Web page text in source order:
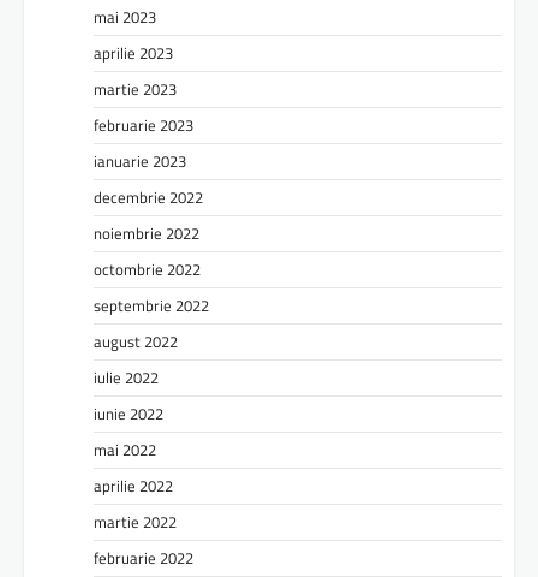
mai 2023
aprilie 2023
martie 2023
februarie 2023
ianuarie 2023
decembrie 2022
noiembrie 2022
octombrie 2022
septembrie 2022
august 2022
iulie 2022
iunie 2022
mai 2022
aprilie 2022
martie 2022
februarie 2022